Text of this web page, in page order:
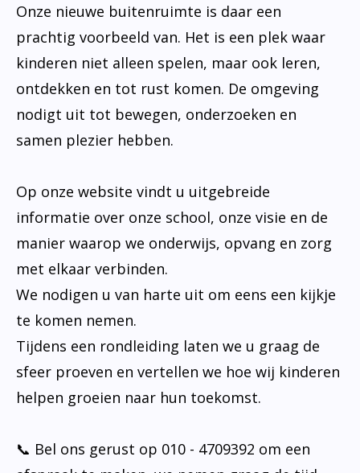
Onze nieuwe buitenruimte is daar een
prachtig voorbeeld van. Het is een plek waar
kinderen niet alleen spelen, maar ook leren,
ontdekken en tot rust komen. De omgeving
nodigt uit tot bewegen, onderzoeken en
samen plezier hebben.
Op onze website vindt u uitgebreide
informatie over onze school, onze visie en de
manier waarop we onderwijs, opvang en zorg
met elkaar verbinden.
We nodigen u van harte uit om eens een kijkje
te komen nemen.
Tijdens een rondleiding laten we u graag de
sfeer proeven en vertellen we hoe wij kinderen
helpen groeien naar hun toekomst.
📞 Bel ons gerust op 010 - 4709392 om een